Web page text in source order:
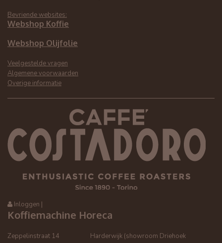
Bevriende websites:
Webshop Koffie
Webshop Olijfolie
Veelgestelde vragen
Algemene voorwaarden
Overige informatie
Inloggen |
Koffiemachine Horeca
Zeppelinstraat 14
Harderwijk (showroom Driehoek